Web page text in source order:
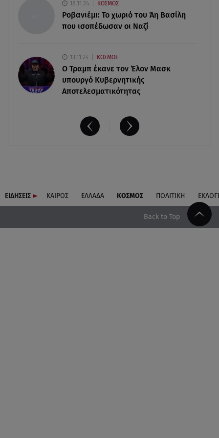
Νεκρή μεγαλόσωμη αρκούδα στην Καστοριά,
πιθανόν από πυροβολισμό
18.11.24 ΚΟΣΜΟΣ
Ροβανιέμι: Το χωριό του Άη Βασίλη
που ισοπέδωσαν οι Ναζί
13.11.24 ΚΟΣΜΟΣ
O Τραμπ έκανε τον Έλον Μασκ
υπουργό Κυβερνητικής
Αποτελεσματικότητας
ΕΙΔΗΣΕΙΣ ΚΑΙΡΟΣ ΕΛΛΑΔΑ ΚΟΣΜΟΣ ΠΟΛΙΤΙΚΗ
Back to Top